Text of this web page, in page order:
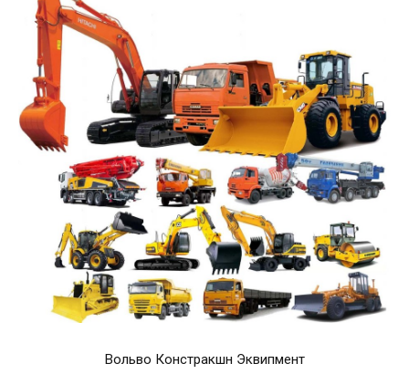
Вольво Констракшн Эквипмент